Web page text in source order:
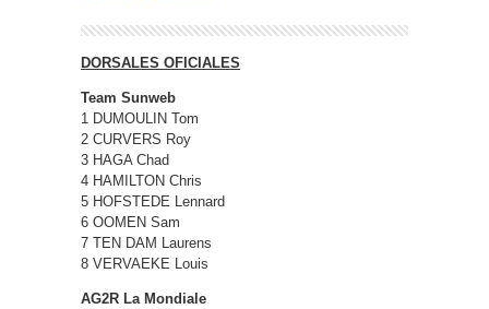
DORSALES OFICIALES
Team Sunweb
1 DUMOULIN Tom
2 CURVERS Roy
3 HAGA Chad
4 HAMILTON Chris
5 HOFSTEDE Lennard
6 OOMEN Sam
7 TEN DAM Laurens
8 VERVAEKE Louis
AG2R La Mondiale